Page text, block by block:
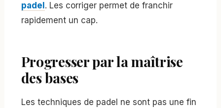
padel . Les corriger permet de franchir
rapidement un cap.
Progresser par la maîtrise
des bases
Les techniques de padel ne sont pas une fin